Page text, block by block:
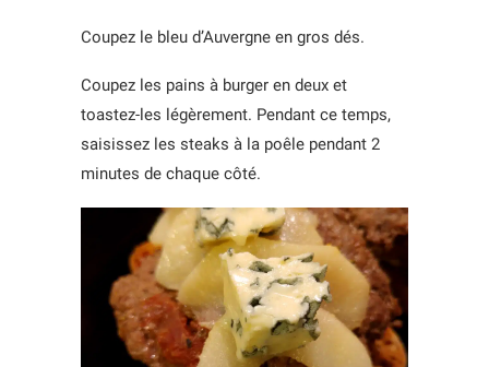
Coupez le bleu d’Auvergne en gros dés.
Coupez les pains à burger en deux et
toastez-les légèrement. Pendant ce temps,
saisissez les steaks à la poêle pendant 2
minutes de chaque côté.